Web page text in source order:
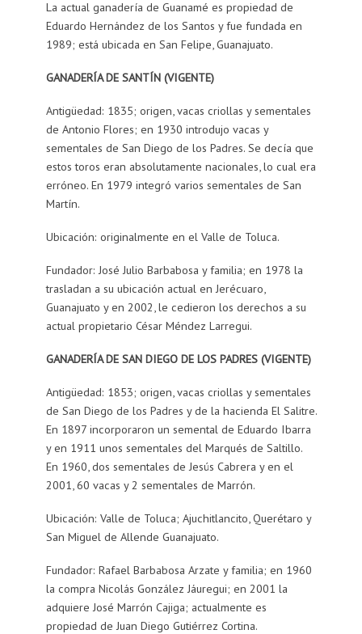
La actual ganadería de Guanamé es propiedad de
Eduardo Hernández de los Santos y fue fundada en
1989; está ubicada en San Felipe, Guanajuato.
GANADERÍA DE SANTÍN (VIGENTE)
Antigüedad: 1835; origen, vacas criollas y sementales
de Antonio Flores; en 1930 introdujo vacas y
sementales de San Diego de los Padres. Se decía que
estos toros eran absolutamente nacionales, lo cual era
erróneo. En 1979 integró varios sementales de San
Martín.
Ubicación: originalmente en el Valle de Toluca.
Fundador: José Julio Barbabosa y familia; en 1978 la
trasladan a su ubicación actual en Jerécuaro,
Guanajuato y en 2002, le cedieron los derechos a su
actual propietario César Méndez Larregui.
GANADERÍA DE SAN DIEGO DE LOS PADRES (VIGENTE)
Antigüedad: 1853; origen, vacas criollas y sementales
de San Diego de los Padres y de la hacienda El Salitre.
En 1897 incorporaron un semental de Eduardo Ibarra
y en 1911 unos sementales del Marqués de Saltillo.
En 1960, dos sementales de Jesús Cabrera y en el
2001, 60 vacas y 2 sementales de Marrón.
Ubicación: Valle de Toluca; Ajuchitlancito, Querétaro y
San Miguel de Allende Guanajuato.
Fundador: Rafael Barbabosa Arzate y familia; en 1960
la compra Nicolás González Jáuregui; en 2001 la
adquiere José Marrón Cajiga; actualmente es
propiedad de Juan Diego Gutiérrez Cortina.